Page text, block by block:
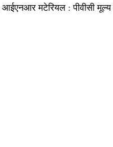
आईएनआर मटेरियल :पीवीसी मूल्य